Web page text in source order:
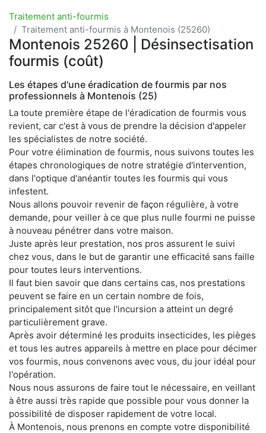
Traitement anti-fourmis
Traitement anti-fourmis à Montenois (25260)
Montenois 25260 | Désinsectisation
fourmis (coût)
Les étapes d'une éradication de fourmis par nos
professionnels à Montenois (25)
La toute première étape de l'éradication de fourmis vous
revient, car c'est à vous de prendre la décision d'appeler
les spécialistes de notre société.
Pour votre élimination de fourmis, nous suivons toutes les
étapes chronologiques de notre stratégie d'intervention,
dans l'optique d'anéantir toutes les fourmis qui vous
infestent.
Nous allons pouvoir revenir de façon régulière, à votre
demande, pour veiller à ce que plus nulle fourmi ne puisse
à nouveau pénétrer dans votre maison.
Juste après leur prestation, nos pros assurent le suivi
chez vous, dans le but de garantir une efficacité sans faille
pour toutes leurs interventions.
Il faut bien savoir que dans certains cas, nos prestations
peuvent se faire en un certain nombre de fois,
principalement sitôt que l'incursion a atteint un degré
particulièrement grave.
Après avoir déterminé les produits insecticides, les pièges
et tous les autres appareils à mettre en place pour décimer
vos fourmis, nous convenons avec vous, du jour idéal pour
l'opération.
Nous nous assurons de faire tout le nécessaire, en veillant
à être aussi très rapide que possible pour vous donner la
possibilité de disposer rapidement de votre local.
À Montenois, nous prenons en compte votre disponibilité